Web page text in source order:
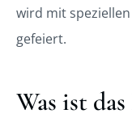
wird mit
gefeiert.
Was ist